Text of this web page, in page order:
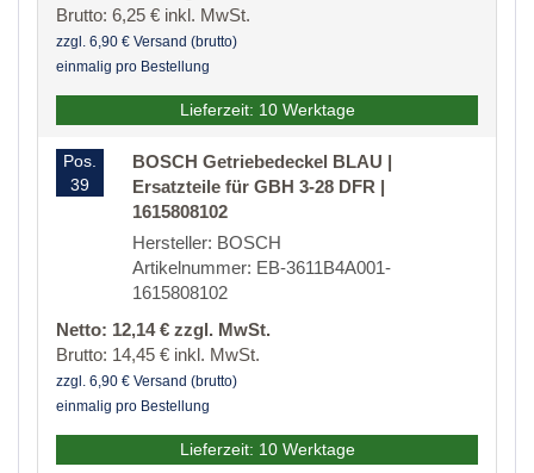
Brutto: 6,25 € inkl. MwSt.
zzgl. 6,90 € Versand (brutto)
einmalig pro Bestellung
Lieferzeit: 10 Werktage
Pos.
39
BOSCH Getriebedeckel BLAU |
Ersatzteile für GBH 3-28 DFR |
1615808102
Hersteller: BOSCH
Artikelnummer: EB-3611B4A001-
1615808102
Netto: 12,14 € zzgl. MwSt.
Brutto: 14,45 € inkl. MwSt.
zzgl. 6,90 € Versand (brutto)
einmalig pro Bestellung
Lieferzeit: 10 Werktage